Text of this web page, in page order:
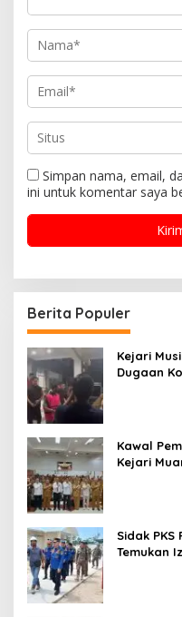
Simpan nama, email,
ini untuk komentar saya
Berita Populer
Kejari
Dugaan
Kawal
Kejari
Sidak PKS
Temukan